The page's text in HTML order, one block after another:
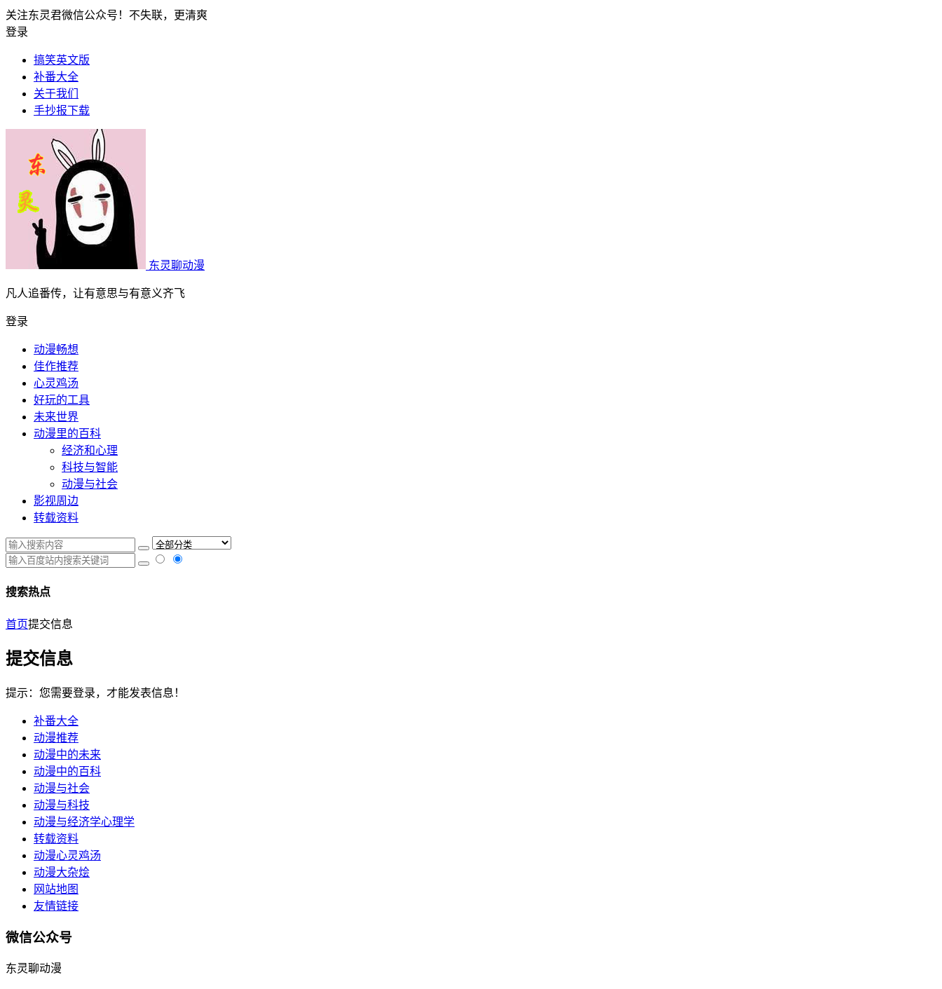
关注东灵君微信公众号！不失联，更清爽
登录
搞笑英文版
补番大全
关于我们
手抄报下载
东灵聊动漫
凡人追番传，让有意思与有意义齐飞
登录
动漫畅想
佳作推荐
心灵鸡汤
好玩的工具
未来世界
动漫里的百科
经济和心理
科技与智能
动漫与社会
影视周边
转载资料
搜索热点
首页提交信息
提交信息
提示：您需要登录，才能发表信息！
补番大全
动漫推荐
动漫中的未来
动漫中的百科
动漫与社会
动漫与科技
动漫与经济学心理学
转载资料
动漫心灵鸡汤
动漫大杂烩
网站地图
友情链接
微信公众号
东灵聊动漫